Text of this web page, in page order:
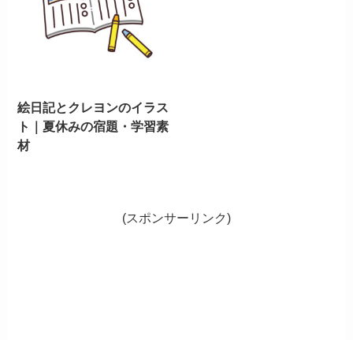
絵日記とクレヨンのイラス
ト｜夏休みの宿題・学習素
材
(スポンサーリンク)